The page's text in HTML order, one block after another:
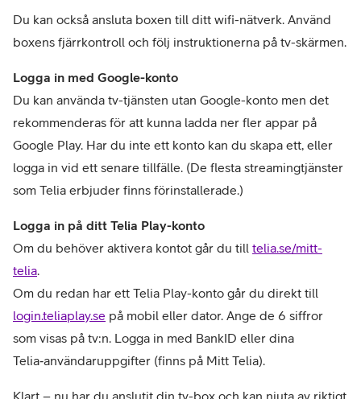
Du kan också ansluta boxen till ditt wifi-nätverk. Använd
boxens fjärrkontroll och följ instruktionerna på tv-skärmen.
Logga in med Google-konto
Du kan använda tv-tjänsten utan Google-konto men det
rekommenderas för att kunna ladda ner fler appar på
Google Play. Har du inte ett konto kan du skapa ett, eller
logga in vid ett senare tillfälle. (De flesta streamingtjänster
som Telia erbjuder finns förinstallerade.)
Logga in på ditt Telia Play-konto
Om du behöver aktivera kontot går du till telia.se/mitt-
telia.
Om du redan har ett Telia Play-konto går du direkt till
login.teliaplay.se på mobil eller dator. Ange de 6 siffror
som visas på tv:n. Logga in med BankID eller dina
Telia‑användaruppgifter (finns på Mitt Telia).
Klart – nu har du anslutit din tv-box och kan njuta av riktigt